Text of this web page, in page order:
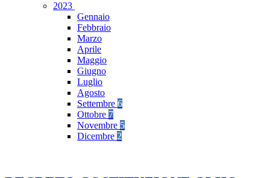
2023
Gennaio
Febbraio
Marzo
Aprile
Maggio
Giugno
Luglio
Agosto
Settembre 6
Ottobre 7
Novembre 5
Dicembre 2